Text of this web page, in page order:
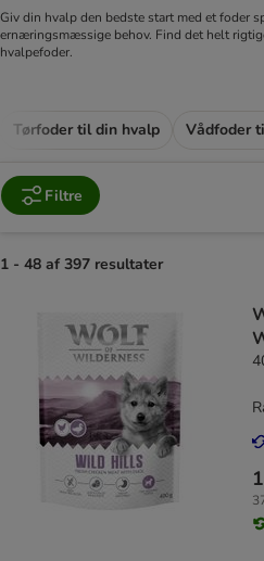
Giv din hvalp den bedste start med et foder
ernæringsmæssige behov. Find det helt
hvalpefoder.
Tørfoder til din hvalp Vådfoder
Filtre
1 - 48 af 397 resultater